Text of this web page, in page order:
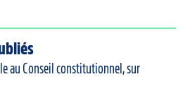
au Conseil constitutionnel, sur